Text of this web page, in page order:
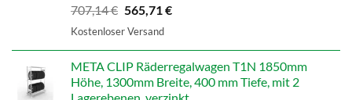
707,14€ Ursprünglicher
Preis
565,71 €Aktueller
Kostenloser Versand
META CLIP Räderregalwagen T1N 1850mm
Höhe, 1300mm Breite, 400 mm Tiefe, mit 2
Lagerebenen, verzinkt